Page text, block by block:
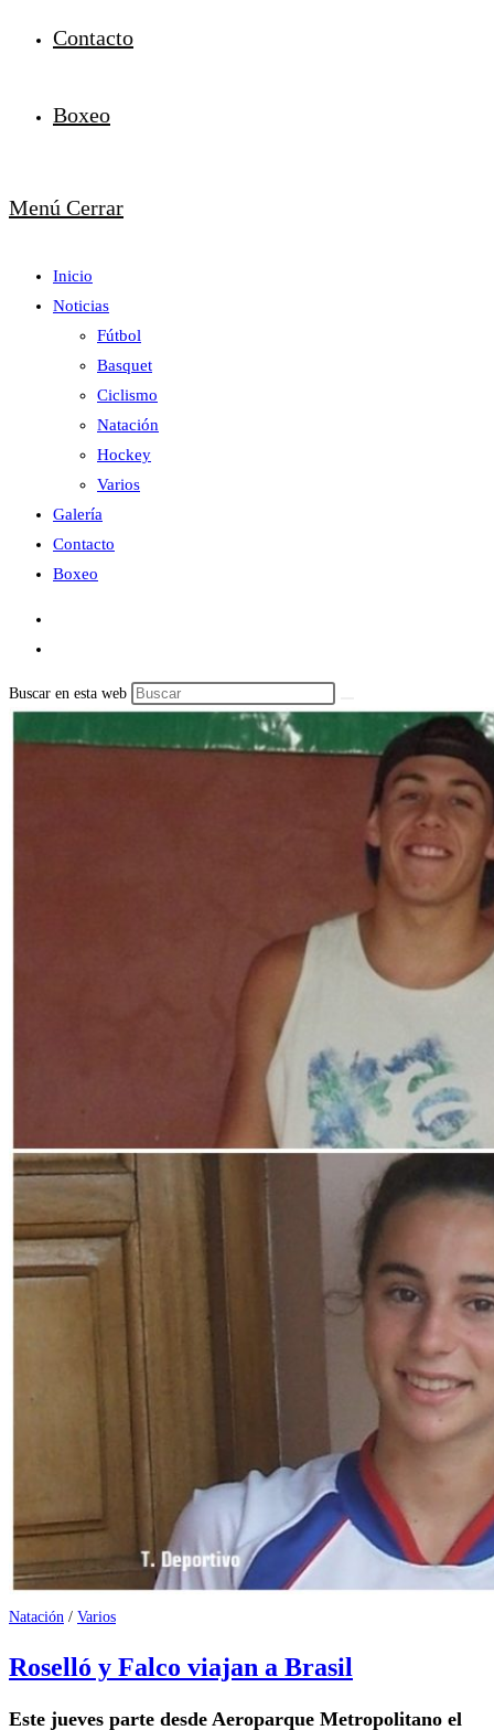
Contacto
Boxeo
Menú Cerrar
Inicio
Noticias
Fútbol
Basquet
Ciclismo
Natación
Hockey
Varios
Galería
Contacto
Boxeo
Buscar en esta web
Natación / Varios
Roselló y Falco viajan a Brasil
Este jueves parte desde Aeroparque Metropolitano el